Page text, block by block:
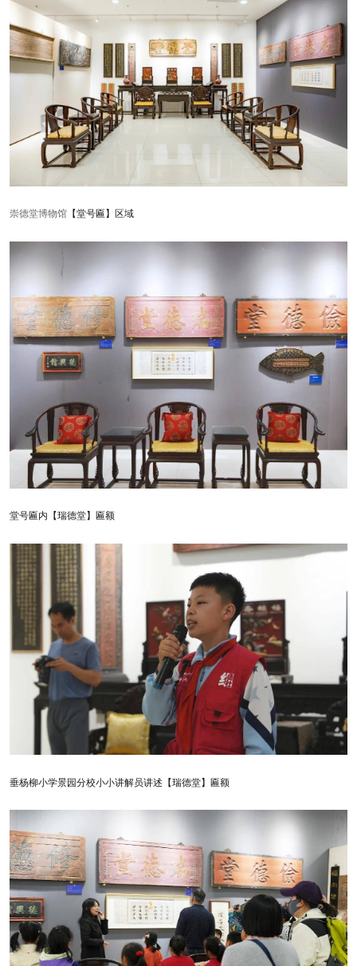
崇德堂博物馆 【堂号匾】区域
堂号匾内【瑞德堂】匾额
垂杨柳小学景园分校小小讲解员讲述【瑞德堂】匾额